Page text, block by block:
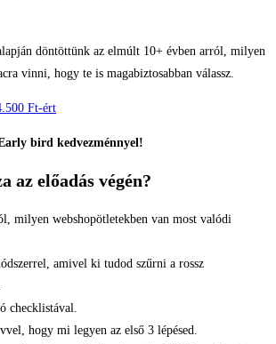
döntöttünk az elmúlt 10+ évben arról, milyen
vinni, hogy te is magabiztosabban válassz.
Ft-ért
bird kedvezménnyel!
az előadás végén?
milyen webshopötletekben van most valódi
amivel ki tudod szűrni a rossz
checklistával.
hogy mi legyen az első 3 lépésed.